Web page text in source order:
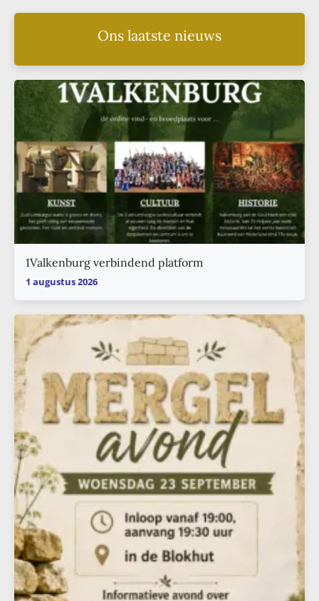
Ons laatste nieuws
1Valkenburg verbindend platform
1 augustus 2026